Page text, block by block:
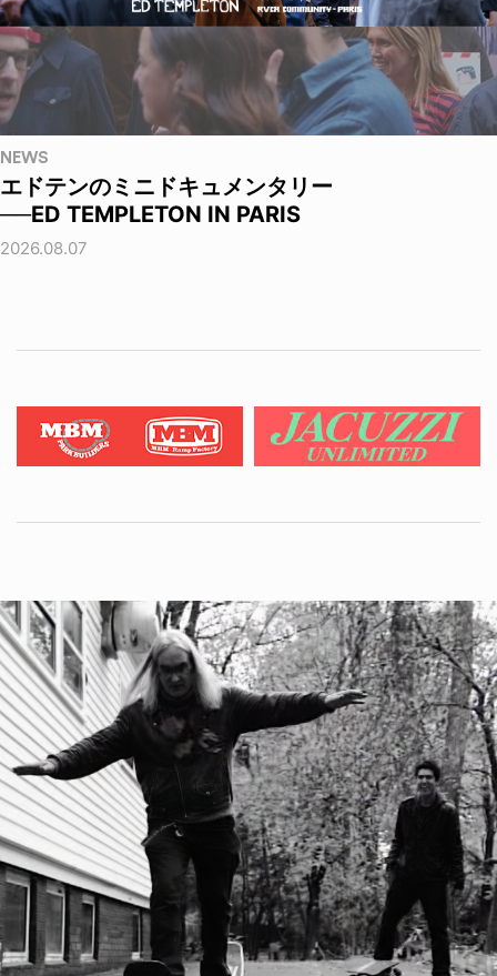
NEWS
エドテンのミニドキュメンタリー
──ED TEMPLETON IN PARIS
2026.08.07